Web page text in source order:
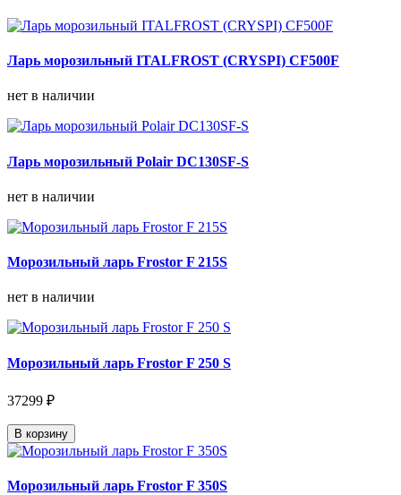
Ларь морозильный ITALFROST (CRYSPI) CF500F
нет в наличии
Ларь морозильный Polair DC130SF-S
нет в наличии
Морозильный ларь Frostor F 215S
нет в наличии
Морозильный ларь Frostor F 250 S
37299 ₽
В корзину
Морозильный ларь Frostor F 350S